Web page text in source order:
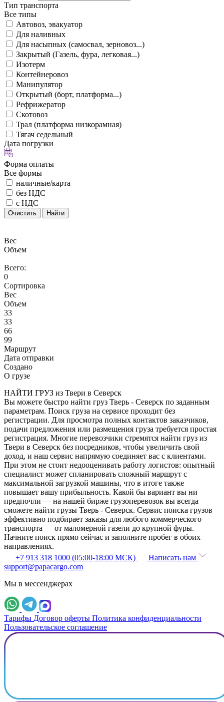
Тип транспорта
Все типы
Автовоз, эвакуатор
Для наливных
Для насыпных (самосвал, зерновоз...)
Закрытый (Газель, фура, легковая...)
Изотерм
Контейнеровоз
Манипулятор
Открытый (борт, платформа...)
Рефрижератор
Скотовоз
Трал (платформа низкорамная)
Тягач седельный
Дата погрузки
Форма оплаты
Все формы
наличные/карта
без НДС
с НДС
Очистить Найти
Вес
Объем
Всего:
0
Сортировка
Вес
Объем
33
33
66
99
Маршрут
Дата отправки
Создано
О грузе
НАЙТИ ГРУЗ из Твери в Северск
Вы можете быстро найти груз Тверь - Северск по заданным
параметрам. Поиск груза на сервисе проходит без
регистрации. Для просмотра полных контактов заказчиков,
подачи предложения или размещения груза требуется простая
регистрация. Многие перевозчики стремятся найти груз из
Твери в Северск без посредников, чтобы увеличить свой
доход, и наш сервис напрямую соединяет вас с клиентами.
При этом не стоит недооценивать работу логистов: опытный
специалист может спланировать сложный маршрут с
максимальной загрузкой машины, что в итоге также
повышает вашу прибыльность. Какой бы вариант вы ни
предпочли — на нашей бирже грузоперевозок вы всегда
сможете найти грузы Тверь - Северск. Сервис поиска грузов
эффективно подбирает заказы для любого коммерческого
транспорта — от маломерной газели до крупной фуры.
Начните поиск прямо сейчас и заполните пробег в обоих
направлениях.
+7 913 318 1000 (05:00-18:00 МСК)
Написать нам
support@papacargo.com
Мы в мессенджерах
Тарифы Договор оферты Политика конфиденциальности
Пользовательское соглашение